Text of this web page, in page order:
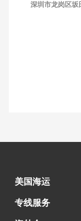
深圳市龙岗区坂
美国海运
海运拼柜
海运整柜
美国海卡
加拿大海运
专线服务